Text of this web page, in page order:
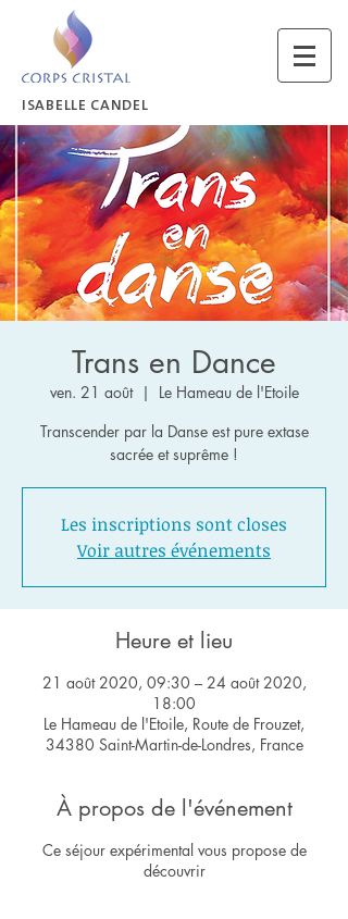
ISABELLE CANDEL
Trans en Dance
ven. 21 août
  |
Le Hameau de l'Etoile
Transcender par la Danse est pure extase
sacrée et suprême !
Les inscriptions sont closes
Voir autres événements
Heure et lieu
21 août 2020, 09:30 – 24 août 2020,
18:00
Le Hameau de l'Etoile, Route de Frouzet,
34380 Saint-Martin-de-Londres, France
À propos de l'événement
Ce séjour expérimental vous propose de
découvrir